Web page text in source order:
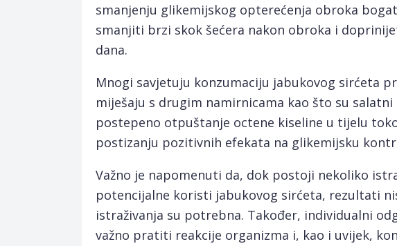
smanjenju glikemijskog opterećenja obroka
smanjiti brzi skok šećera nakon obroka i
dana.
Mnogi savjetuju konzumaciju jabukovog sirćeta
miješaju s drugim namirnicama kao što su
postepeno otpuštanje octene kiseline u tijelu
postizanju pozitivnih efekata na glikemijsku
Važno je napomenuti da, dok postoji nekoliko
potencijalne koristi jabukovog sirćeta, rezultati
istraživanja su potrebna. Također, individualni
važno pratiti reakcije organizma i, kao i uvijek,